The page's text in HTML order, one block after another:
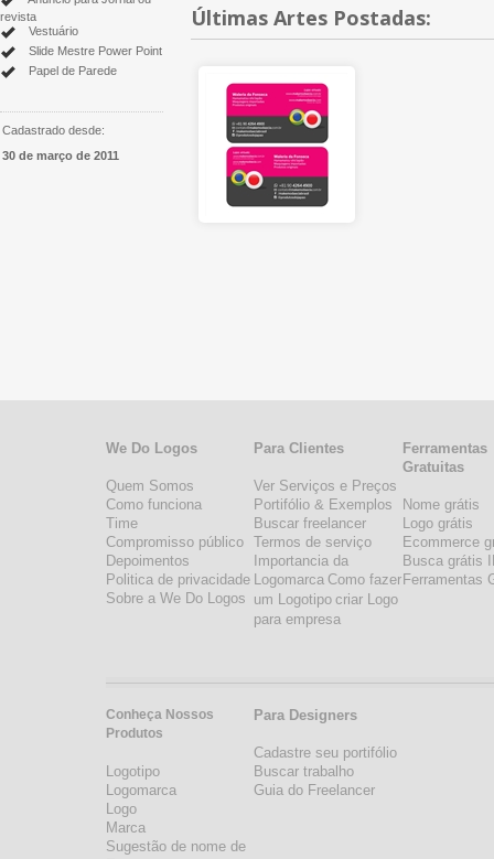
revista
Vestuário
Slide Mestre Power Point
Papel de Parede
Cadastrado desde:
30 de março de 2011
Últimas Artes Postadas:
We Do Logos
Quem Somos
Como funciona
Time
Compromisso público
Depoimentos
Politica de privacidade
Sobre a We Do Logos
Conheça Nossos
Produtos
Logotipo
Logomarca
Logo
Marca
Sugestão de nome de
Para Clientes
Ver Serviços e Preços
Portifólio & Exemplos
Buscar freelancer
Termos de serviço
Importancia da
Logomarca Como fazer
um Logotipo criar Logo
para empresa
Para Designers
Cadastre seu portifólio
Buscar trabalho
Guia do Freelancer
Ferramentas
Gratuitas
Nome grátis
Logo grátis
Ecommerce
Busca grátis
Ferramentas